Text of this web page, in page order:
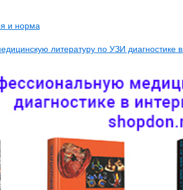
и норма
литературу по УЗИ диагностике